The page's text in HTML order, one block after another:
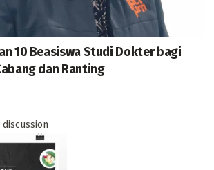
10 Beasiswa Studi Dokter bagi
dan Ranting